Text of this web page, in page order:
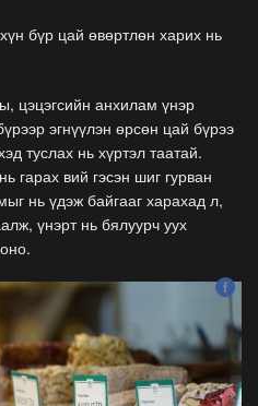
бүр цай өвөртлөн харих нь
цэцэгсийн анхилам үнэр
эгнүүлэн өрсөн цай бүрээ
туслах нь хүртэл таатай.
гарах вий гэсэн шиг гурван
нь үдэж байгааг харахад л,
үнэрт нь бялуурч уух